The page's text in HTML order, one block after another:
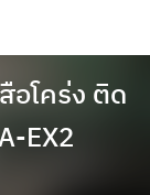
อโคร่ง ติด
EX2